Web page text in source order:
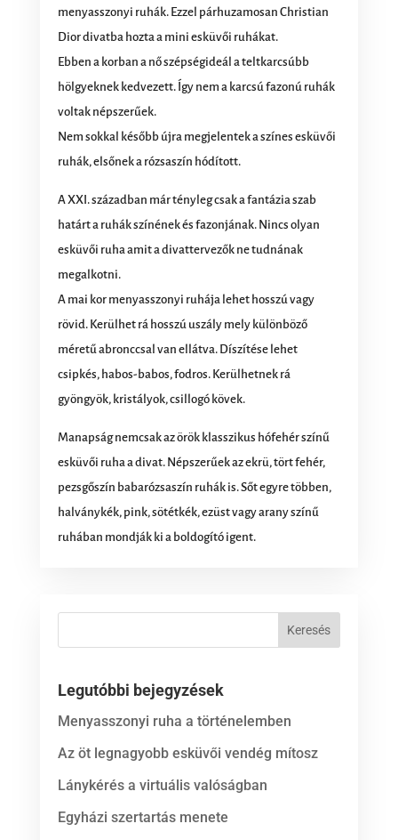
menyasszonyi ruhák. Ezzel párhuzamosan Christian
Dior divatba hozta a mini esküvői ruhákat.
Ebben a korban a nő szépségideál a teltkarcsúbb
hölgyeknek kedvezett. Így nem a karcsú fazonú ruhák
voltak népszerűek.
Nem sokkal később újra megjelentek a színes esküvői
ruhák, elsőnek a rózsaszín hódított.
A XXI. században már tényleg csak a fantázia szab
határt a ruhák színének és fazonjának. Nincs olyan
esküvői ruha amit a divattervezők ne tudnának
megalkotni.
A mai kor menyasszonyi ruhája lehet hosszú vagy
rövid. Kerülhet rá hosszú uszály mely különböző
méretű abronccsal van ellátva. Díszítése lehet
csipkés, habos-babos, fodros. Kerülhetnek rá
gyöngyök, kristályok, csillogó kövek.
Manapság nemcsak az örök klasszikus hófehér színű
esküvői ruha a divat. Népszerűek az ekrü, tört fehér,
pezsgőszín babarózsaszín ruhák is. Sőt egyre többen,
halványkék, pink, sötétkék, ezüst vagy arany színű
ruhában mondják ki a boldogító igent.
Legutóbbi bejegyzések
Menyasszonyi ruha a történelemben
Az öt legnagyobb esküvői vendég mítosz
Lánykérés a virtuális valóságban
Egyházi szertartás menete